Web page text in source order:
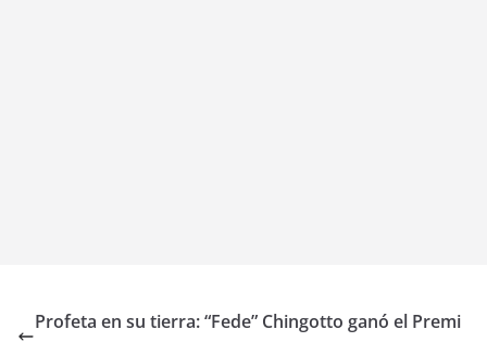
Profeta en su tierra: “Fede” Chingotto ganó el Premi